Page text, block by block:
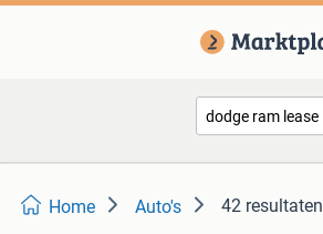
Home Auto's 42 resultaten